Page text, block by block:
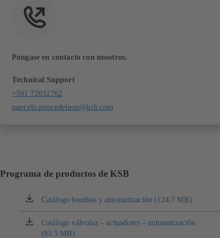
Póngase en contacto con nosotros.
Technical Support
+591 72032762
marcelo.poncedeleon@ksb.com
Programa de productos de KSB
Catálogo bombas y automatización (124.7 MB)
(se
abre
en
una
Catálogo válvulas – actuadores – automatización
(93.5 MB)
(se
abre